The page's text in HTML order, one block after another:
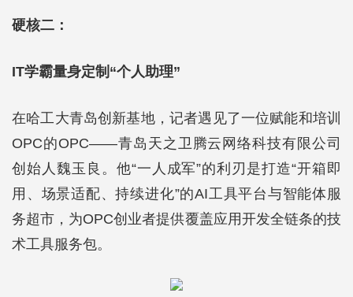
硬核二：
IT学霸量身定制“个人助理”
在哈工大青岛创新基地，记者遇见了一位赋能和培训
OPC的OPC——青岛天之卫腾云网络科技有限公司
创始人魏玉良。他“一人成军”的利刃是打造“开箱即
用、场景适配、持续进化”的AI工具平台与智能体服
务超市，为OPC创业者提供覆盖应用开发全链条的技
术工具服务包。